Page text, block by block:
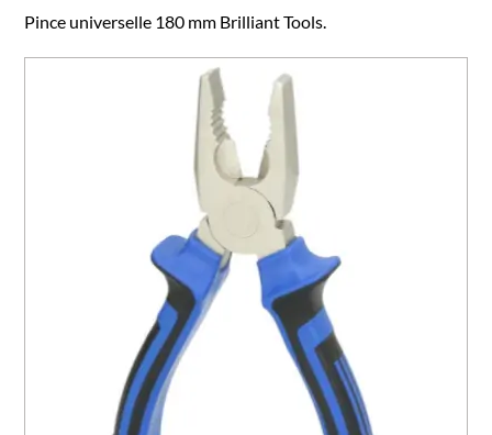
Pince universelle 180 mm Brilliant Tools.